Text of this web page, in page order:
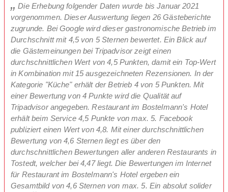
Die Erhebung folgender Daten wurde bis Januar 2021
vorgenommen. Dieser Auswertung liegen 26 Gästeberichte
zugrunde. Bei Google wird dieser gastronomische Betrieb im
Durchschnitt mit 4,5 von 5 Sternen bewertet. Ein Blick auf
die Gästemeinungen bei Tripadvisor zeigt einen
durchschnittlichen Wert von 4,5 Punkten, damit ein Top-Wert
in Kombination mit 15 ausgezeichneten Rezensionen. In der
Kategorie "Küche" erhält der Betrieb 4 von 5 Punkten. Mit
einer Bewertung von 4 Punkte wird die Qualität auf
Tripadvisor angegeben. Restaurant im Bostelmann's Hotel
erhält beim Service 4,5 Punkte von max. 5. Facebook
publiziert einen Wert von 4,8. Mit einer durchschnittlichen
Bewertung von 4,6 Sternen liegt es über den
durchschnittlichen Bewertungen aller anderen Restaurants in
Tostedt, welcher bei 4,47 liegt. Die Bewertungen im Internet
für Restaurant im Bostelmann's Hotel ergeben ein
Gesamtbild von 4,6 Sternen von max. 5. Ein absolut solider